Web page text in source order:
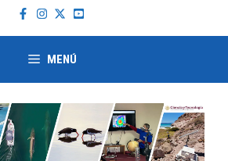
MENÚ